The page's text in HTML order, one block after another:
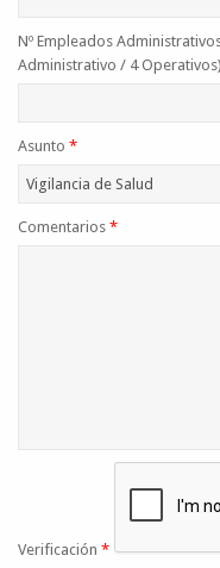
Nº Empleados
Administrativo / 4 Operativos)
Asunto *
Comentarios *
Verificación *